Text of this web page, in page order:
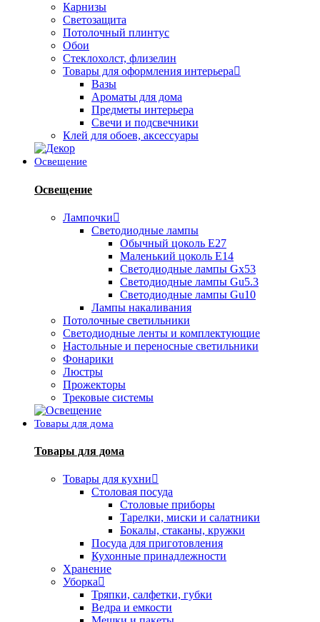
Карнизы
Светозащита
Потолочный плинтус
Обои
Стеклохолст, флизелин
Товары для оформления интерьера
Вазы
Ароматы для дома
Предметы интерьера
Свечи и подсвечники
Клей для обоев, аксессуары
Освещение
Освещение
Лампочки
Светодиодные лампы
Обычный цоколь Е27
Маленький цоколь Е14
Светодиодные лампы Gx53
Светодиодные лампы Gu5.3
Светодиодные лампы Gu10
Лампы накаливания
Потолочные светильники
Светодиодные ленты и комплектующие
Настольные и переносные светильники
Фонарики
Люстры
Прожекторы
Трековые системы
Товары для дома
Товары для дома
Товары для кухни
Столовая посуда
Столовые приборы
Тарелки, миски и салатники
Бокалы, стаканы, кружки
Посуда для приготовления
Кухонные принадлежности
Хранение
Уборка
Тряпки, салфетки, губки
Ведра и емкости